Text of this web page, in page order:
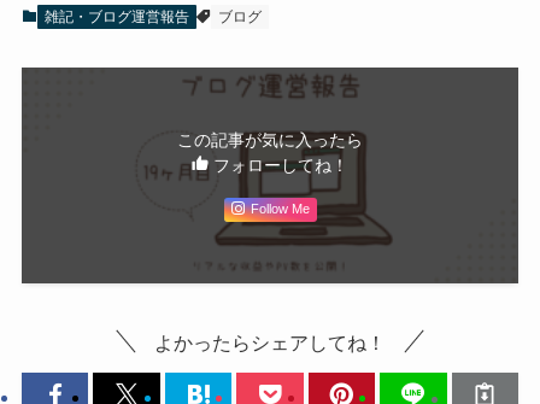
雑記・ブログ運営報告 ブログ
この記事が気に入ったら
フォローしてね！
Follow Me
よかったらシェアしてね！